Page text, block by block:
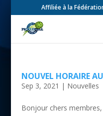
Affiliée à la
NOUVEL HORAIRE
Sep 3, 2021 | Nouvelles
Bonjour chers